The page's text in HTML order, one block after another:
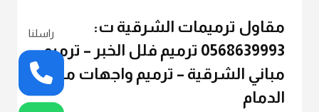
مقاول ترميمات الشرقية ت:
0568639993 ترميم فلل الخبر – ترميم
مباني الشرقية – ترميم واجهات منازل
الدمام
راسلنا